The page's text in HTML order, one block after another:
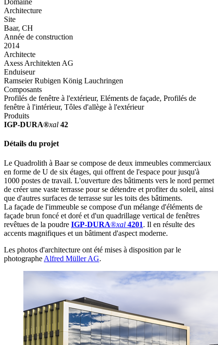
Domaine
Architecture
Site
Baar, CH
Année de construction
2014
Architecte
Axess Architekten AG
Enduiseur
Ramseier Rubigen König Lauchringen
Composants
Profilés de fenêtre à l'extérieur, Eléments de façade, Profilés de
fenêtre à l'intérieur, Tôles d'allège à l'extérieur
Produits
IGP-DURA®xal 42
Détails du projet
Le Quadrolith à Baar se compose de deux immeubles commerciaux
en forme de U de six étages, qui offrent de l'espace pour jusqu'à
1000 postes de travail. L'ouverture des bâtiments vers le nord permet
de créer une vaste terrasse pour se détendre et profiter du soleil, ainsi
que d'autres surfaces de terrasse sur les toits des bâtiments.
La façade de l'immeuble se compose d'un mélange d'éléments de
façade brun foncé et doré et d'un quadrillage vertical de fenêtres
revêtues de la poudre IGP-DURA®xal 4201. Il en résulte des
accents magnifiques et un bâtiment d'aspect moderne.
Les photos d'architecture ont été mises à disposition par le
photographe Alfred Müller AG.